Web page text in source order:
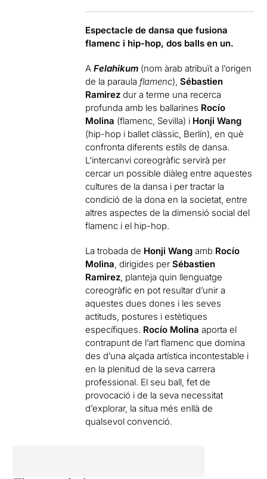
Espectacle de dansa que fusiona
flamenc i hip-hop, dos balls en un.
AFelahikum (nom àrab atribuït a l’origen
de la paraulaflamenc),Sébastien
Ramirez dur a terme una recerca
profunda amb les ballarines Rocío
Molina (flamenc, Sevilla) i Honji Wang
(hip-hop i ballet clàssic, Berlín), en què
confronta diferents estils de dansa.
L’intercanvi coreogràfic servirà per
cercar un possible diàleg entre aquestes
cultures de la dansa i per tractar la
condició de la dona en la societat, entre
altres aspectes de la dimensió social del
flamenc i el hip-hop.
La trobada de Honji Wang amb Rocío
Molina , dirigides perSébastien
Ramirez , planteja quin llenguatge
coreogràfic en pot resultar d’unir a
aquestes dues dones i les seves
actituds, postures i estètiques
específiques. Rocío Molina aporta el
contrapunt de l’art flamenc que domina
des d’una alçada artística incontestable i
en la plenitud de la seva carrera
professional. El seu ball, fet de
provocació i de la seva necessitat
d’explorar, la situa més enllà de
qualsevol convenció.